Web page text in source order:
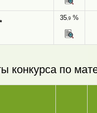
35,9 %
конкурса по